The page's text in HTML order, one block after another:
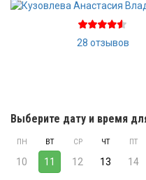
28 отзывов
Выберите дату и время
ПН
10
ВТ
11
СР
12
ЧТ
13
ПТ
14